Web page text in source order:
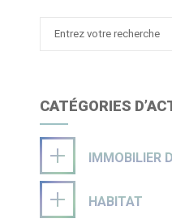
CATÉGORIES
IMMOBILIER
HABITAT